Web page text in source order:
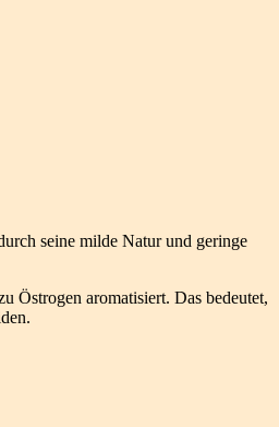
seine milde Natur und geringe
Östrogen aromatisiert. Das bedeutet,